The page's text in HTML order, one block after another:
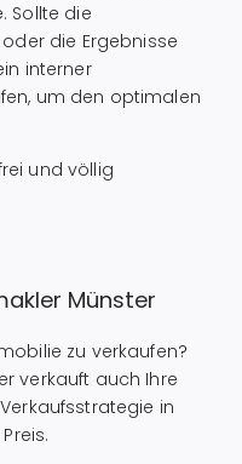
Sollte die
die Ergebnisse
interner
um den optimalen
und völlig
Münster
zu verkaufen?
verkauft auch Ihre
in